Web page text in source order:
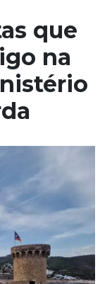
que
na